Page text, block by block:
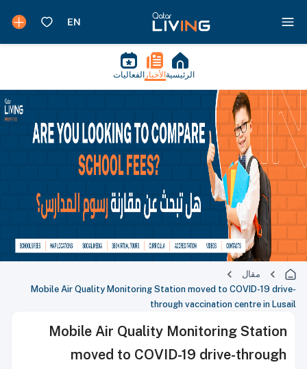
الرئيسية الأخبار الفعاليات
مقال
Mobile Air Quality Monitoring Station moved to COVID-19 drive-
through vaccination centre in Lusail
Mobile Air Quality Monitoring Station
moved to COVID-19 drive-through